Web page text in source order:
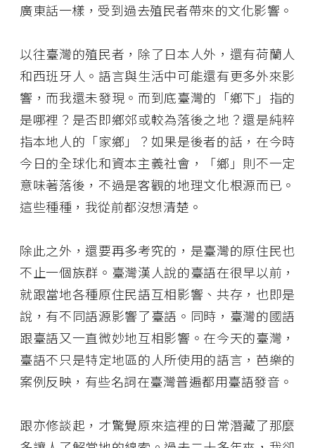
廣東話一樣，受到過去殖民者帶來的文化影響。
以往臺灣的殖民者，除了日本人外，還有荷蘭人
和西班牙人。語言與生活中可能還有更多外來影
響，而我還未發現。而到底臺灣的「鄉下」指的
是哪裡？是否即鄉郊或較為落後之地？還是純粹
指本地人的「家鄉」？如果是後者的話，在今時
今日的全球化和資本主義社會，「鄉」則不一定
意味著落後，不過是客觀的地理文化根源而已。
這些種種，我從前都沒想清楚。
除此之外，還要再多考究的，是臺灣的原住民也
不止一個族群。臺灣漢人說的臺語在很早以前，
就跟當地各種原住民語互相影響、共存，也即是
說，有不同語源影響了臺語。同時，臺灣的國語
跟臺語又一直微妙地互相影響。在今天的臺灣，
臺語不只是特定地區的人所使用的語言，芭樂的
案例反映，有些名詞在臺灣普遍都用臺語發音。
跟亦修談起，才驚覺原來這裡的日常潛藏了那麼